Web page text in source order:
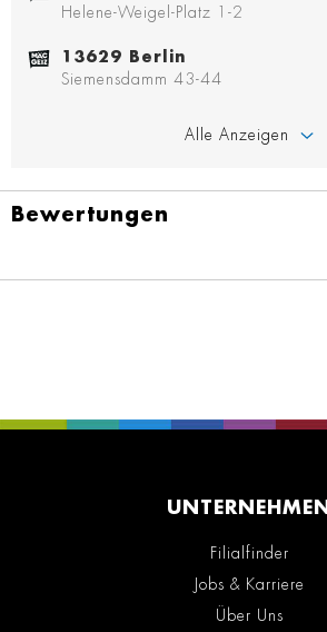
Helene-Weigel-Platz 1-2
13629 Berlin
Siemensdamm 43-44
Alle Anzeigen
Bewertungen
UNTERNEHMEN
Filialfinder
Jobs & Karriere
Über Uns